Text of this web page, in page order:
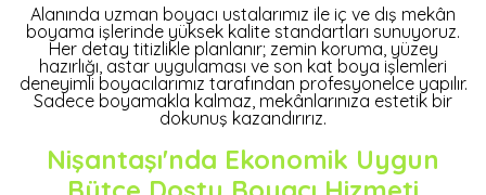
Alanında uzman boyacı ustalarımız ile iç ve dış mekân
boyama işlerinde yüksek kalite standartları sunuyoruz.
Her detay titizlikle planlanır; zemin koruma, yüzey
hazırlığı, astar uygulaması ve son kat boya işlemleri
deneyimli boyacılarımız tarafından profesyonelce yapılır.
Sadece boyamakla kalmaz, mekânlarınıza estetik bir
dokunuş kazandırırız.
Nişantaşı'nda Ekonomik Uygun